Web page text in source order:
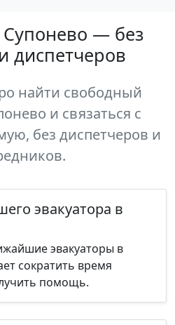
Супонево — без
диспетчеров
найти свободный
и связаться с
без диспетчеров и
эвакуатора в
эвакуаторы в
сократить время
помощь.